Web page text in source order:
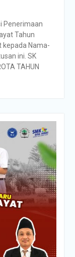
Penerimaan
Tahun
kepada Nama-
ini. SK
TAHUN